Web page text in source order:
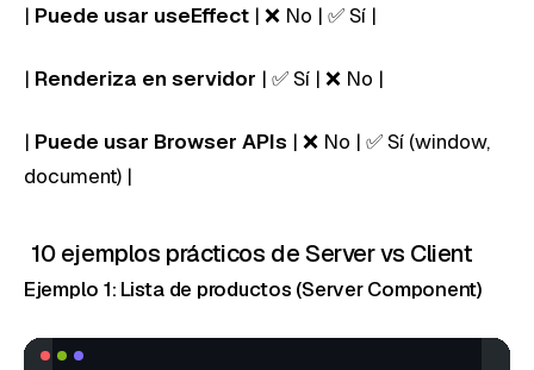
| Puede usar useEffect | ❌ No | ✅ Sí |
| Renderiza en servidor | ✅ Sí | ❌ No |
| Puede usar Browser APIs | ❌ No | ✅ Sí (window,
document) |
10 ejemplos prácticos de Server vs Client
Ejemplo 1: Lista de productos (Server Component)